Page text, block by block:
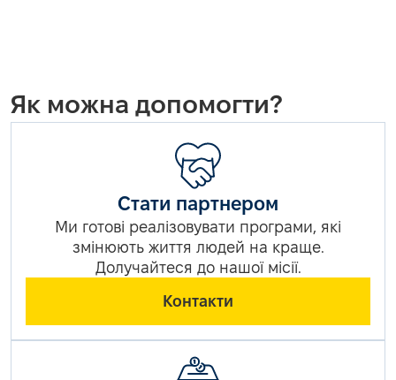
Як можна допомогти?
Стати партнером
Ми готові реалізовувати програми, які
змінюють життя людей на краще.
Долучайтеся до нашої місії.
Контакти